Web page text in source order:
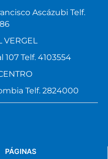
PÁGINAS
Ascázubi Telf.
VERGEL
107 Telf. 4103554
Telf. 2824000